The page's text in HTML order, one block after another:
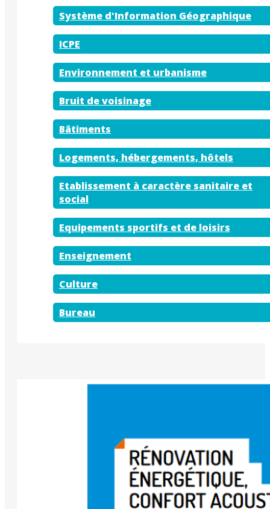
Système d'Information Géographique
ICPE
Environnement et urbanisme
Bruit de voisinage
Bâtiments
Logements, hébergements, hôtels
Etablissement à caractère sanitaire et
social
Equipements sportifs et de loisirs
Enseignement
Culture
Bureau